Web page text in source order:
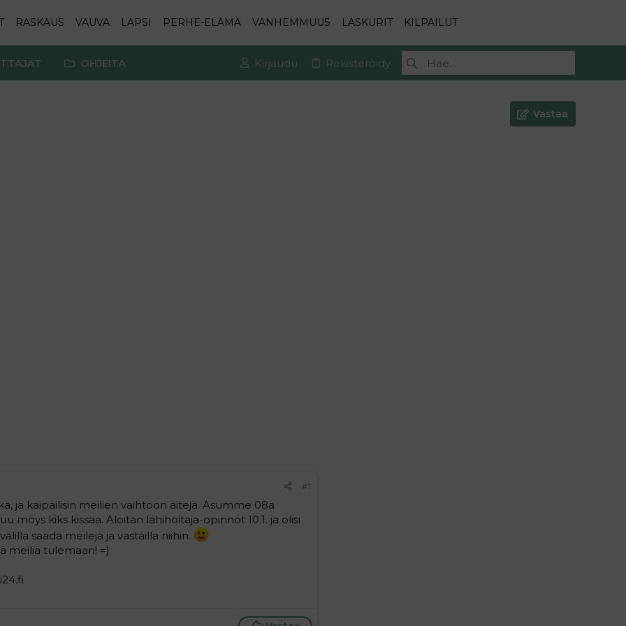
RASKAUS VAUVA LAPSI PERHE-ELÄMÄ VANHEMMUUS LASKURIT KILPAILUT
OHJEITA Kirjaudu Rekisteröidy
Vastaa
#1
ja kaipailisin meilien vaihtoon äitejä. Asumme 08a
möys kiks kissaa. Aloitan lähihoitaja-opinnot 10.1. ja olisi
saada meilejä ja vastailla niihin.
meiliä tulemaan! =)